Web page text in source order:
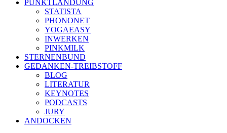
PUNKTLANDUNG
STATISTA
PHONONET
YOGAEASY
INWERKEN
PINKMILK
STERNENBUND
GEDANKEN-TREIBSTOFF
BLOG
LITERATUR
KEYNOTES
PODCASTS
JURY
ANDOCKEN